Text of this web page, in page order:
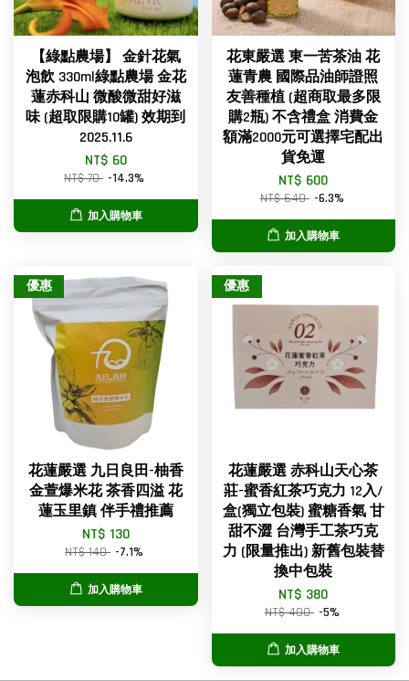
【綠點農場】 金針花氣
泡飲 330ml綠點農場 金花
蓮赤科山 微酸微甜好滋
味 (超取限購10罐) 效期到
2025.11.6
NT$ 60
NT$ 70 -14.3%
加入購物車
花東嚴選 東一苦茶油 花
蓮青農 國際品油師證照
友善種植 (超商取最多限
購2瓶) 不含禮盒 消費金
額滿2000元可選擇宅配出
貨免運
NT$ 600
NT$ 640 -6.3%
加入購物車
優惠
花蓮嚴選 九日良田-柚香
金萱爆米花 茶香四溢 花
蓮玉里鎮 伴手禮推薦
NT$ 130
NT$ 140 -7.1%
加入購物車
優惠
花蓮嚴選 赤科山天心茶
莊-蜜香紅茶巧克力 12入/
盒(獨立包裝) 蜜糖香氣 甘
甜不澀 台灣手工茶巧克
力 (限量推出) 新舊包裝替
換中包裝
NT$ 380
NT$ 400 -5%
加入購物車